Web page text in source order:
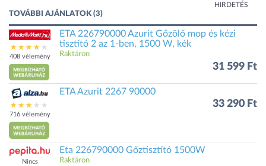
HIRDETÉS
TOVÁBBI AJÁNLATOK (3)
408 vélemény
ETA 226790000 Azurit Gőzölő mop és kézi
tisztító 2 az 1-ben, 1500 W, kék
Raktáron
31 599 Ft
716 vélemény
ETA Azurit 2267 90000
33 290 Ft
Nincs
Eta 226790000 Gőztisztító 1500W
Raktáron